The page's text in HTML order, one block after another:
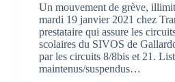
Un mouvement de grève,
mardi 19 janvier 2021 chez
prestataire qui assure les
scolaires du SIVOS de
par les circuits 8/8bis et 21.
maintenus/suspendus…